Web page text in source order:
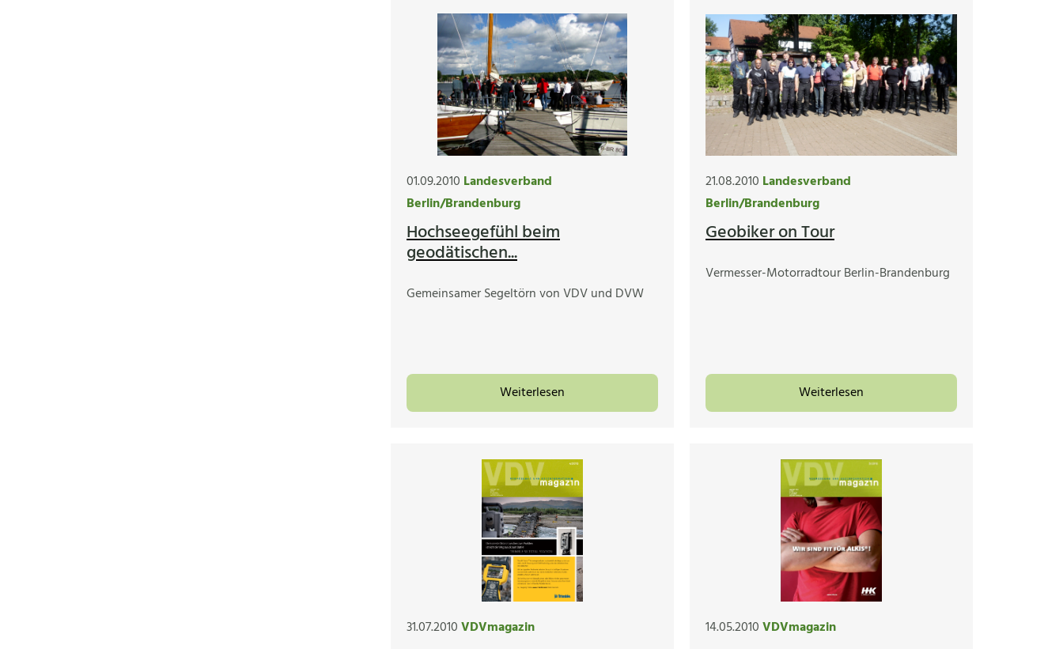
01.09.2010 Landesverband
Berlin/Brandenburg
Hochseegefühl beim
geodätischen...
Gemeinsamer Segeltörn von VDV und DVW
Weiterlesen
21.08.2010 Landesverband
Berlin/Brandenburg
Geobiker on Tour
Vermesser-Motorradtour Berlin-Brandenburg
Weiterlesen
31.07.2010VDVmagazin 14.05.2010VDVmagazin